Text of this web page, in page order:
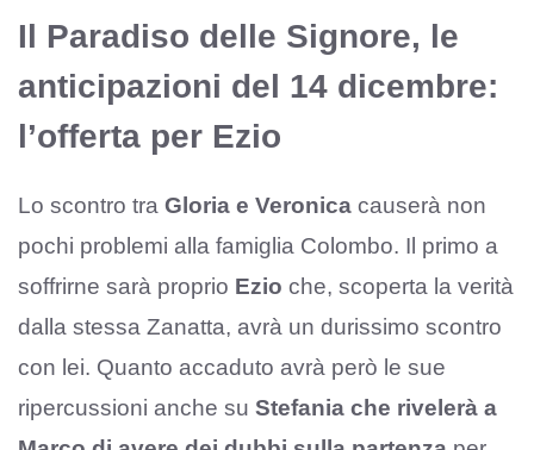
Il Paradiso delle Signore, le
anticipazioni del 14 dicembre:
l’offerta per Ezio
Lo scontro tra Gloria e Veronica causerà non
pochi problemi alla famiglia Colombo. Il primo a
soffrirne sarà proprio Ezio che, scoperta la verità
dalla stessa Zanatta, avrà un durissimo scontro
con lei. Quanto accaduto avrà però le sue
ripercussioni anche su Stefania che rivelerà a